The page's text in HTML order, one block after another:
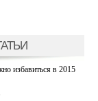
избавиться в 2015